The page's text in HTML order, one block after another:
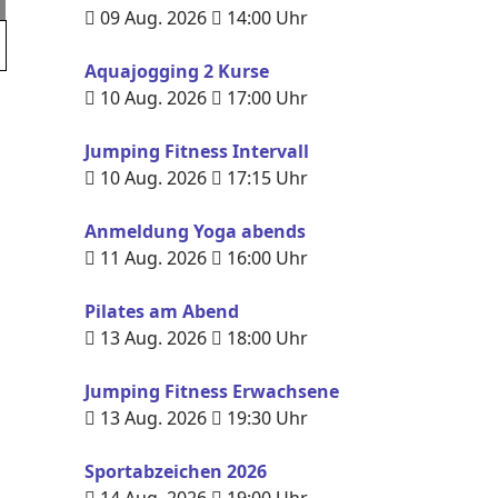
09 Aug. 2026
14:00 Uhr
Aquajogging 2 Kurse
10 Aug. 2026
17:00 Uhr
Jumping Fitness Intervall
10 Aug. 2026
17:15 Uhr
Anmeldung Yoga abends
11 Aug. 2026
16:00 Uhr
Pilates am Abend
13 Aug. 2026
18:00 Uhr
Jumping Fitness Erwachsene
13 Aug. 2026
19:30 Uhr
Sportabzeichen 2026